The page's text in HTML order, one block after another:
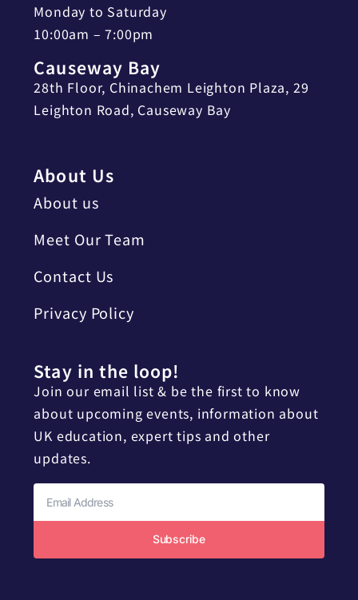
Monday to Saturday
10:00am – 7:00pm
Causeway Bay
28th Floor, Chinachem Leighton Plaza, 29
Leighton Road, Causeway Bay
About Us
About us
Meet Our Team
Contact Us
Privacy Policy
Stay in the loop!
Join our email list & be the first to know
about upcoming events, information about
UK education, expert tips and other
updates.
Subscribe